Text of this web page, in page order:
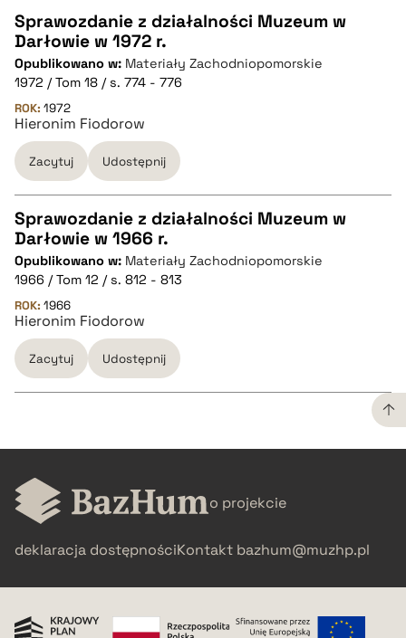
pobierz cytat
CZYSTY TEKST
pobierz cytat
BIBTEX
pobierz cytat
Sprawozdanie z działalności Muzeum w
Darłowie w 1972 r.
Opublikowano w: Materiały Zachodniopomorskie
1972 / Tom 18 / s. 774 - 776
ROK: 1972
Hieronim Fiodorow
Zacytuj Udostępnij
CZYSTY TEKST
pobierz cytat
BIBTEX
Sprawozdanie z działalności Muzeum w
Darłowie w 1966 r.
Opublikowano w: Materiały Zachodniopomorskie
1966 / Tom 12 / s. 812 - 813
ROK: 1966
Hieronim Fiodorow
Zacytuj Udostępnij
CZYSTY TEKST
pobierz cytat
BIBTEX
o projekcie
deklaracja dostępnościKontakt bazhum@muzhp.pl